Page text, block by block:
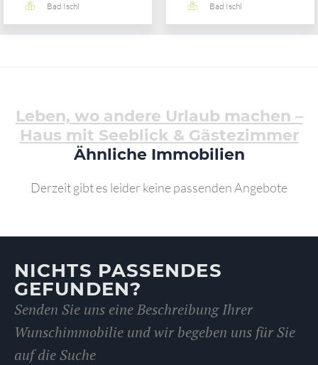
Bad Ischl
Bad Ischl
Leben, wo andere Urlaub machen –
Haus mit Seeblick & Gästezimmer
Ähnliche Immobilien
Derzeit gibt es leider keine passenden Angebote
NICHTS PASSENDES
GEFUNDEN?
Senden Sie uns eine Beschreibung Ihrer
Wunschimmobilie und wir begeben uns für Sie
auf die Suche